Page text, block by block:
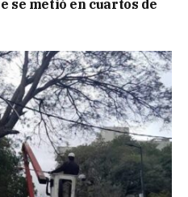
se metió en cuartos de